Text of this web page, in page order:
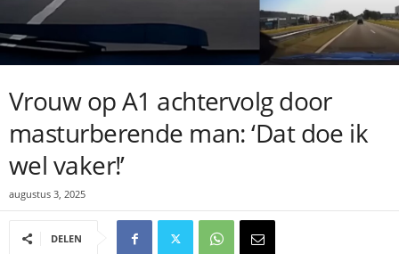
Vrouw op A1 achtervolg door
masturberende man: ‘Dat doe ik
wel vaker!’
augustus 3, 2025
DELEN